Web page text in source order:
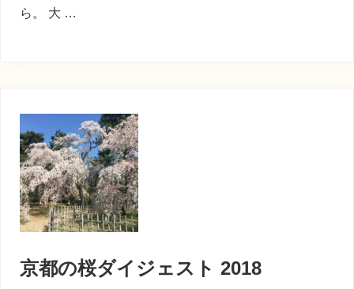
ら。 大 …
京都の桜ダイジェスト 2018